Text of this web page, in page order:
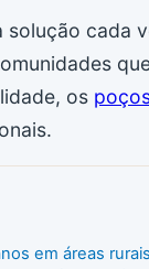
solução cada
os
em áreas rurais